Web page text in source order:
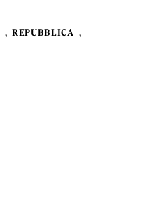
REPUBBLICA